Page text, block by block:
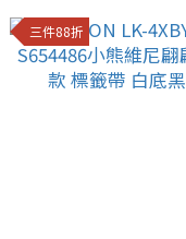
三件88折